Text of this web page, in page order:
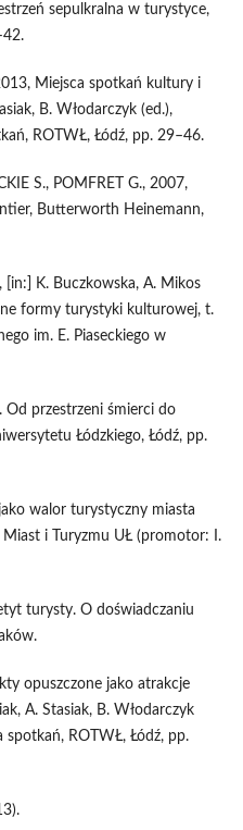
sepulkralna w turystyce,
Miejsca spotkań kultury i
B. Włodarczyk (ed.),
ROTWŁ, Łódź, pp. 29–46.
S., POMFRET G., 2007,
Butterworth Heinemann,
[in:] K. Buczkowska, A. Mikos
formy turystyki kulturowej, t.
im. E. Piaseckiego w
Od przestrzeni śmierci do
Łódzkiego, Łódź, pp.
walor turystyczny miasta
i Turyzmu UŁ (promotor: I.
turysty. O doświadczaniu
opuszczone jako atrakcje
A. Stasiak, B. Włodarczyk
ROTWŁ, Łódź, pp.